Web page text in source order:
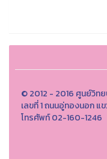
© 2012 - 2016 ศูนย์วิท
เลขที่ 1 ถนนอู่ทองนอก
โทรศัพท์ 02-160-1246